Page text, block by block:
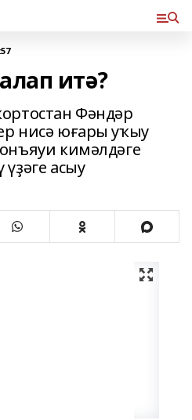
итә?
Фәндәр
нисә юғары уҡыу
кимәлдәге
асыу